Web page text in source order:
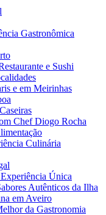
Gastronômica
e Sushi
e em Meirinhas
Chef Diogo Rocha
Culinária
Única
Autênticos da Ilha
em Aveiro
da Gastronomia